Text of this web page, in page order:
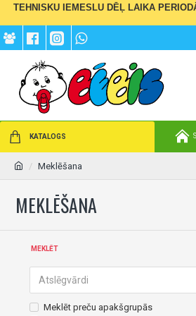
TEHNISKU IEMESLU DĒĻ LAIKA
KATALOGS
Meklēšana
MEKLĒŠANA
MEKLĒT
Meklēt preču apakšgrupās